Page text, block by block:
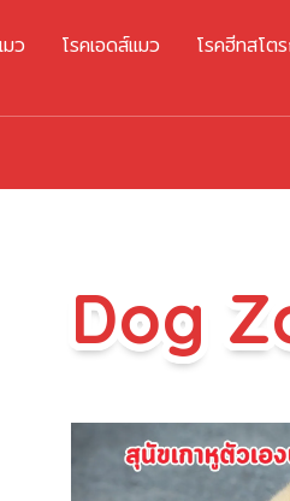
ว โรคเอดส์แมว โรคฮีทสโต
Dog